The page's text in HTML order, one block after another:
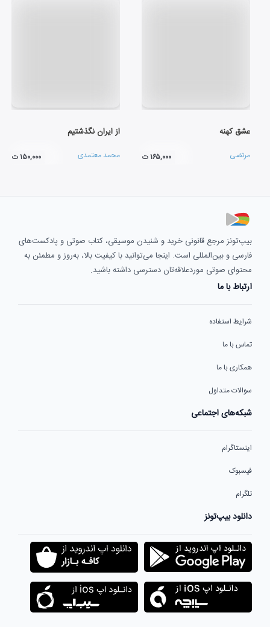
عشق کهنه
مرتضی ۱۶۵,۰۰۰ ت
از ایران نگذشتیم
محمد معتمدی ۱۵۰,۰۰۰ ت
بیپ‌تونز مرجع قانونی خرید و شنیدن موسیقی، کتاب صوتی و پادکست‌های
فارسی و بین‌المللی است. اینجا می‌توانید با کیفیت بالا، به‌روز و مطمئن به
محتوای صوتی موردعلاقه‌تان دسترسی داشته باشید.
ارتباط با ما
شرایط استفاده
تماس با ما
همکاری با ما
سوالات متداول
شبکه‌های اجتماعی
اینستاگرام
فیسبوک
تلگرام
دانلود بیپ‌تونز